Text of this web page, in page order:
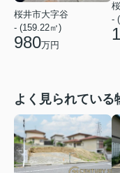
桜井市大字谷
- (159.22㎡)
980万円
-
よく見られている